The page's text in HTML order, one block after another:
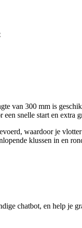
van 300 mm is
een snelle start en
waardoor je
klussen in en
chatbot, en help je